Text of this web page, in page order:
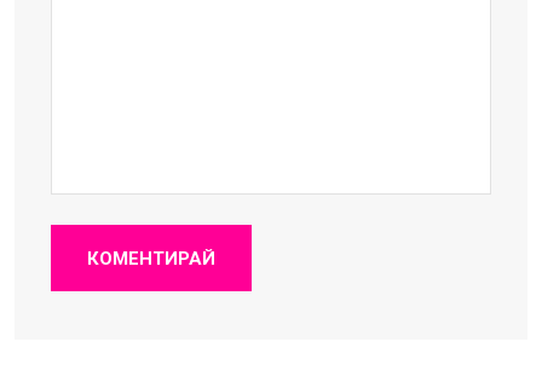
КОМЕНТИРАЙ